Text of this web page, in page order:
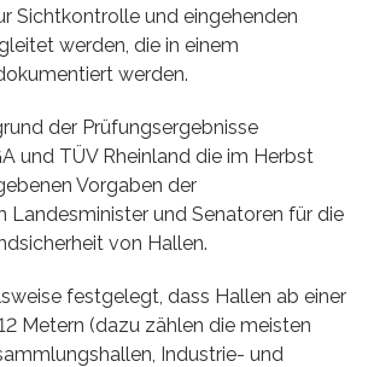
Sichtkontrolle und eingehenden
werden, die in einem
werden.
der Prüfungsergebnisse
und TÜV Rheinland die im Herbst
Vorgaben der
Landesminister und Senatoren für die
von Hallen.
festgelegt, dass Hallen ab einer
Metern (dazu zählen die meisten
Industrie- und